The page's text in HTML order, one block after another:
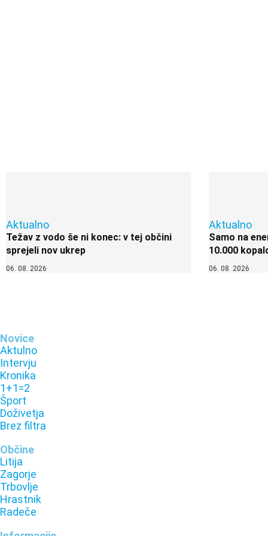
Aktualno
Težav z vodo še ni konec: v tej občini
sprejeli nov ukrep
06. 08. 2026
Aktualno
Samo na
10.000
06. 08. 2026
Novice
Aktulno
Intervju
Kronika
1+1=2
Šport
Doživetja
Brez filtra
Občine
Litija
Zagorje
Trbovlje
Hrastnik
Radeče